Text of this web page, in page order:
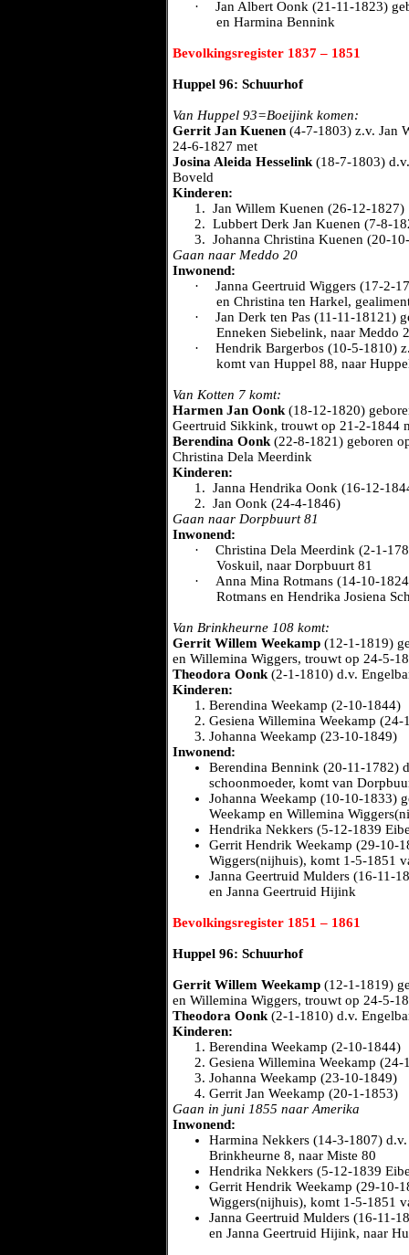
·
Jan Albert Oonk (21-11-1823)
en Harmina Bennink
Bevolkingsregister 1837 – 1851
Huppel 96: Schuurhof
Van Huppel 93=Boeijink komen:
Gerrit Jan Kuenen (4-7-1803) z.v. Jan
24-6-1827 met
Josina Aleida Hesselink (18-7-1803)
Boveld
Kinderen:
1. Jan Willem Kuenen (26-12-1827)
2. Lubbert Derk Jan Kuenen (7-8-
3. Johanna Christina Kuenen (20-
Gaan naar Meddo 20
Inwonend:
·
Janna Geertruid Wiggers (17-2-
en Christina ten Harkel,
·
Jan Derk ten Pas (11-11-18121)
Enneken Siebelink, naar Meddo
·
Hendrik Bargerbos (10-5-1810)
komt van Huppel 88, naar
Van Kotten 7 komt:
Harmen Jan Oonk (18-12-1820)
Geertruid Sikkink, trouwt op 21-2-1844
Berendina Oonk (22-8-1821) geboren
Christina Dela Meerdink
Kinderen:
1. Janna Hendrika Oonk (16-12-
2. Jan Oonk (24-4-1846)
Gaan naar Dorpbuurt 81
Inwonend:
·
Christina Dela Meerdink (2-1-
Voskuil, naar Dorpbuurt 81
·
Anna Mina Rotmans (14-10-
Rotmans en Hendrika Josiena
Van Brinkheurne 108 komt:
Gerrit Willem Weekamp (12-1-1819)
en Willemina Wiggers, trouwt op 24-5-
Theodora Oonk (2-1-1810) d.v.
Kinderen:
Berendina Weekamp (2-10-1844)
Gesiena Willemina Weekamp (24-
Johanna Weekamp (23-10-1849)
Inwonend:
Berendina Bennink (20-11-1782)
schoonmoeder, komt van
Johanna Weekamp (10-10-1833)
Weekamp en Willemina
Hendrika Nekkers (5-12-1839
Gerrit Hendrik Weekamp (29-10-
Wiggers(nijhuis), komt 1-5-1851
Janna Geertruid Mulders (16-11-
en Janna Geertruid Hijink
Bevolkingsregister 1851 – 1861
Huppel 96: Schuurhof
Gerrit Willem Weekamp (12-1-1819)
en Willemina Wiggers, trouwt op 24-5-
Theodora Oonk (2-1-1810) d.v.
Kinderen:
Berendina Weekamp (2-10-1844)
Gesiena Willemina Weekamp (24-
Johanna Weekamp (23-10-1849)
Gerrit Jan Weekamp (20-1-1853)
Gaan in juni 1855 naar Amerika
Inwonend:
Harmina Nekkers (14-3-1807)
Brinkheurne 8, naar Miste 80
Hendrika Nekkers (5-12-1839
Gerrit Hendrik Weekamp (29-10-
Wiggers(nijhuis), komt 1-5-1851
Janna Geertruid Mulders (16-11-
en Janna Geertruid Hijink, naar